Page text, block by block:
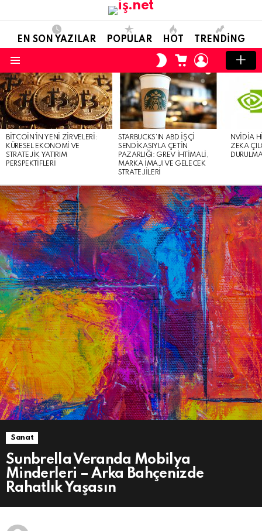
EN SON YAZILAR POPULAR HOT TRENDING
SKIN
ANAHTARI
ALIŞVERIŞ
SEPETI
OTURUM
EN
SON
YAZILAR
BITCOIN’IN YENI ZIRVELERI:
KÜRESEL EKONOMI VE
STRATEJIK YATIRIM
PERSPEKTIFLERI
STARBUCKS’IN ABD İŞÇI
SENDIKASIYLA ÇETIN
PAZARLIĞI: GREV İHTIMALI,
MARKA İMAJI VE GELECEK
STRATEJILERI
NVIDIA
ZEKA
Sanat
Sunbrella Veranda Mobilya
Minderleri – Arka Bahçenizde
Rahatlık Yaşasın